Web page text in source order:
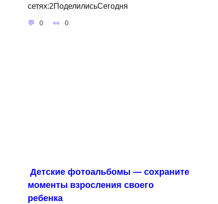
сетях:2ПоделилисьСегодня
0 0
Детские фотоальбомы — сохраните
моменты взросления своего
ребенка